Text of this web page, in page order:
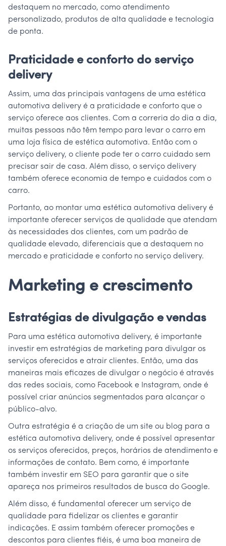
destaquem no mercado, como atendimento
personalizado, produtos de alta qualidade e tecnologia
de ponta.
Praticidade e conforto do serviço
delivery
Assim, uma das principais vantagens de uma estética
automotiva delivery é a praticidade e conforto que o
serviço oferece aos clientes. Com a correria do dia a dia,
muitas pessoas não têm tempo para levar o carro em
uma loja física de estética automotiva. Então com o
serviço delivery, o cliente pode ter o carro cuidado sem
precisar sair de casa. Além disso, o serviço delivery
também oferece economia de tempo e cuidados com o
carro.
Portanto, ao montar uma estética automotiva delivery é
importante oferecer serviços de qualidade que atendam
às necessidades dos clientes, com um padrão de
qualidade elevado, diferenciais que a destaquem no
mercado e praticidade e conforto no serviço delivery.
Marketing e crescimento
Estratégias de divulgação e vendas
Para uma estética automotiva delivery, é importante
investir em estratégias de marketing para divulgar os
serviços oferecidos e atrair clientes. Então, uma das
maneiras mais eficazes de divulgar o negócio é através
das redes sociais, como Facebook e Instagram, onde é
possível criar anúncios segmentados para alcançar o
público-alvo.
Outra estratégia é a criação de um site ou blog para a
estética automotiva delivery, onde é possível apresentar
os serviços oferecidos, preços, horários de atendimento e
informações de contato. Bem como, é importante
também investir em SEO para garantir que o site
apareça nos primeiros resultados de busca do Google.
Além disso, é fundamental oferecer um serviço de
qualidade para fidelizar os clientes e garantir
indicações. E assim também oferecer promoções e
descontos para clientes fiéis, é uma boa maneira de